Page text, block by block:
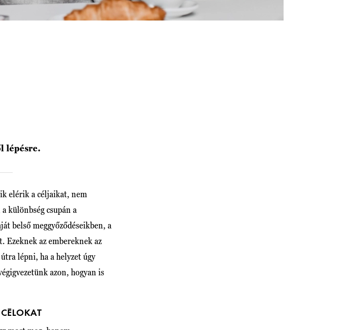
lépésre.
elérik a céljaikat, nem
különbség csupán a
belső meggyőződéseikben, a
Ezeknek az embereknek az
lépni, ha a helyzet úgy
azon, hogyan is